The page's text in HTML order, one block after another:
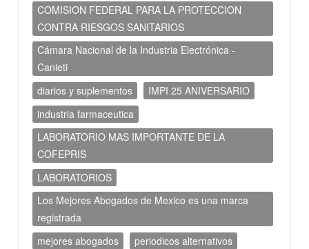
COMISION FEDERAL PARA LA PROTECCION
CONTRA RIESGOS SANITARIOS
Cámara Nacional de la Industria Electrónica -
Canieti
diarios y suplementos
IMPI 25 ANIVERSARIO
industria farmaceutica
LABORATORIO MAS IMPORTANTE DE LA
COFEPRIS
LABORATORIOS
Los Mejores Abogados de Mexico es una marca
registrada
mejores abogados
periodicos alternativos